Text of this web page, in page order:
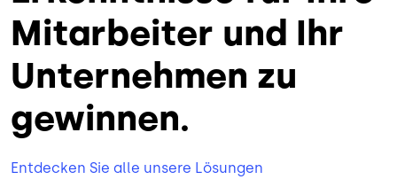
Mitarbeiter und Ihr
Unternehmen zu
gewinnen.
Entdecken Sie alle unsere Lösungen